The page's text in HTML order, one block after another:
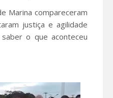
Marina compareceram
justiça e agilidade
o que aconteceu